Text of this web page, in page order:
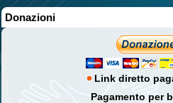
Donazioni
Link diretto
Pagamento per